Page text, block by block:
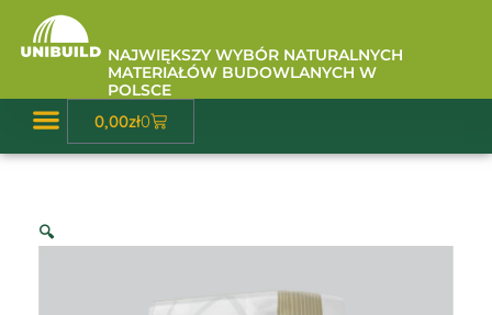
Przejdź
NAJWIĘKSZY WYBÓR NATURALNYCH
MATERIAŁÓW BUDOWLANYCH W
POLSCE
0,00zł0
Wózek
🔍